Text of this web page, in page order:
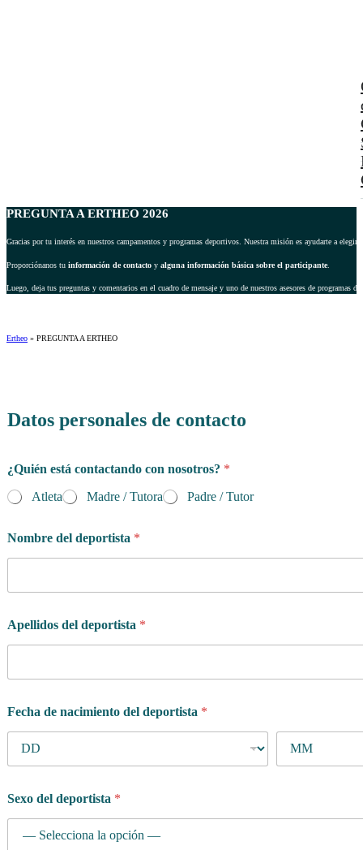
PREGUNTA A ERTHEO 2026
Gracias por tu interés en nuestros campamentos y programas deportivos. Nuestra misión es ayudarte a
Proporciónanos tu información de contacto y alguna información básica sobre el participante.
Luego, deja tus preguntas y comentarios en el cuadro de mensaje y uno de nuestros asesores de programas
Ertheo » PREGUNTA A ERTHEO
Datos personales de contacto
¿Quién está contactando con nosotros? *
Atleta
Madre / Tutora Padre / Tutor
Nombre del deportista *
Apellidos del deportista *
Fecha de nacimiento del deportista *
Sexo del deportista *